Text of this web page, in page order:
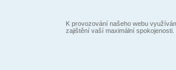
K provozování našeho webu
zajištění vaší maximální